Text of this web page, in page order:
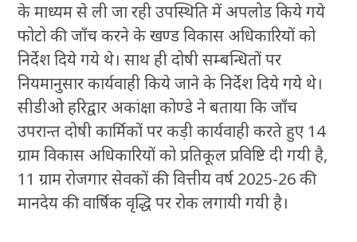
के माध्यम से ली जा रही उपस्थिति में अपलोड किये गये
फोटो की जाँच करने के खण्ड विकास अधिकारियों को
निर्देश दिये गये थे। साथ ही दोषी सम्बन्धितों पर
नियमानुसार कार्यवाही किये जाने के निर्देश दिये गये थे।
सीडीओ हरिद्वार अकांक्षा कोण्डे ने बताया कि जाँच
उपरान्त दोषी कार्मिकों पर कड़ी कार्यवाही करते हुए 14
ग्राम विकास अधिकारियों को प्रतिकूल प्रविष्टि दी गयी है,
11 ग्राम रोजगार सेवकों की वित्तीय वर्ष 2025-26 की
मानदेय की वार्षिक वृद्धि पर रोक लगायी गयी है।